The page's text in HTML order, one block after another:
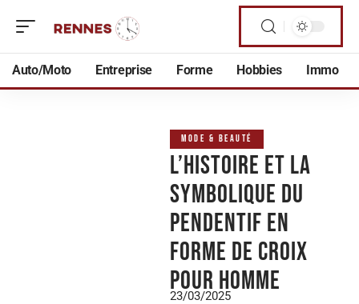
Auto/Moto Entreprise Forme Hobbies Immo
MODE & BEAUTÉ
L’histoire et la
symbolique du
pendentif en
forme de croix
pour homme
23/03/2025